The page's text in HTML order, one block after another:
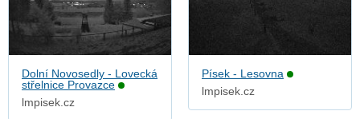
Dolní Novosedly - Lovecká
střelnice Provazce
lmpisek.cz
Písek - Lesovna
lmpisek.cz